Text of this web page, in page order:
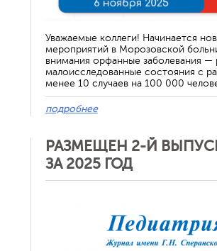
Уважаемые коллеги! Начинается
мероприятий в Морозовской
внимания орфанные заболевания —
малоисследованные состояния с
менее 10 случаев на 100 000
подробнее
РАЗМЕЩЕН 2-Й
ЗА 2025 ГОД
Отменить